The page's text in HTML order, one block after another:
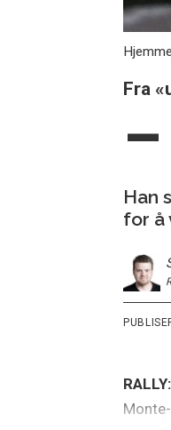
Fra
Han
for å
RALLY: